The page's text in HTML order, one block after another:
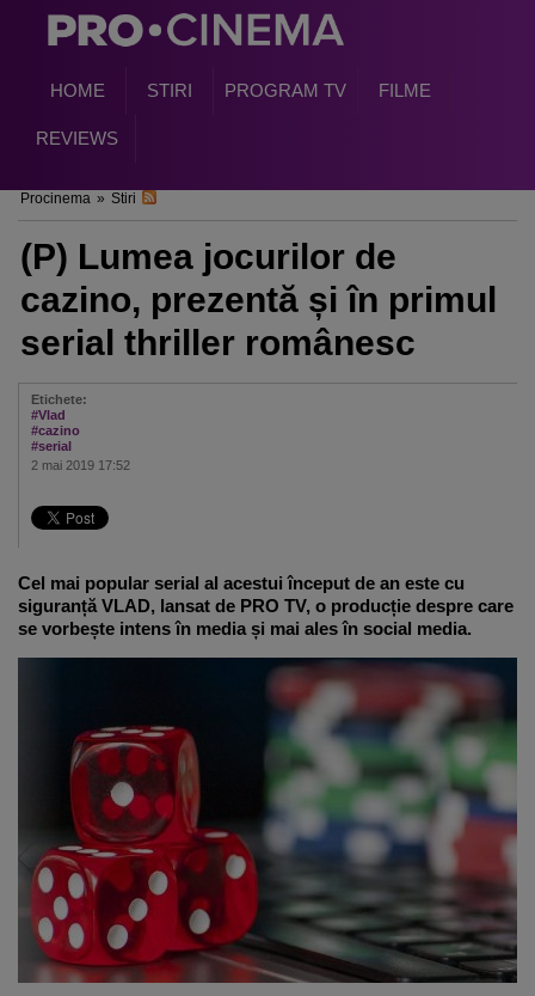
HOME STIRI PROGRAM TV FILME
REVIEWS
Procinema » Stiri
(P) Lumea jocurilor de
cazino, prezentă și în primul
serial thriller românesc
Etichete:
#Vlad
#cazino
#serial
2 mai 2019 17:52
Cel mai popular serial al acestui început de an este cu
siguranță VLAD, lansat de PRO TV, o producție despre care
se vorbește intens în media și mai ales în social media.